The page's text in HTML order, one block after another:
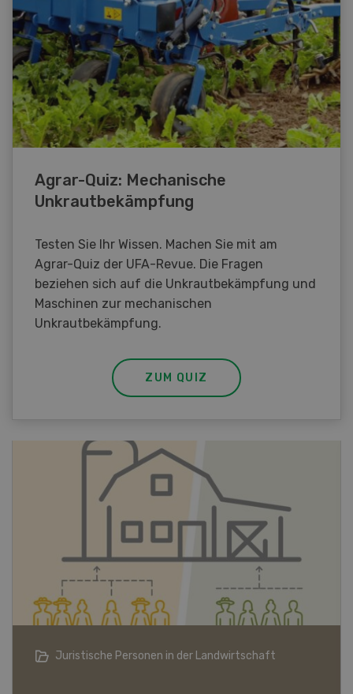
Agrar-Quiz: Mechanische
Unkrautbekämpfung
Testen Sie Ihr Wissen. Machen Sie mit am
Agrar-Quiz der UFA-Revue. Die Fragen
beziehen sich auf die Unkrautbekämpfung und
Maschinen zur mechanischen
Unkrautbekämpfung.
ZUM QUIZ
Bio-Artikel